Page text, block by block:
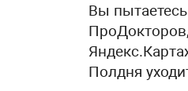
Вы
Полдня